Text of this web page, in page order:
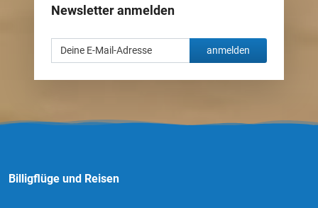
Newsletter anmelden
anmelden
Billigflüge und Reisen